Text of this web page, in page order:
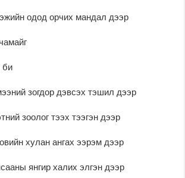
одод орчих мандал дээр
би
зогдор дэвсэх тэшил дээр
зоолог тээх тээгэн дээр
хулан ангах ээрэм дээр
янгир халих элгэн дээр